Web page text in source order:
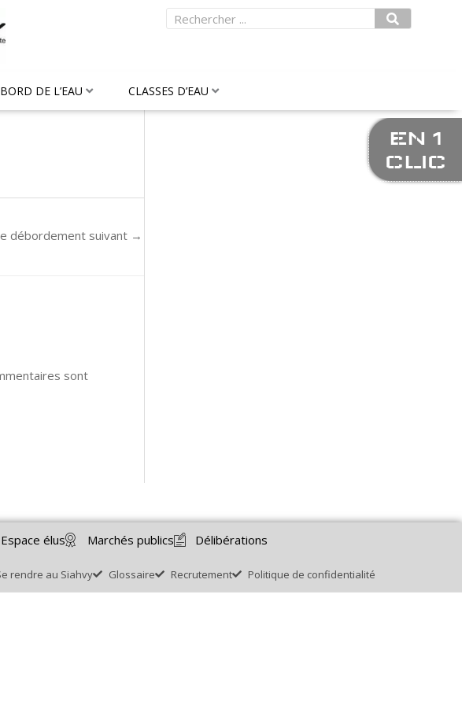
Rechercher
DE L’EAU CLASSES D’EAU
débordement suivant →
sont
Espace élus Marchés publics Délibérations
rendre au Siahvy Glossaire Recrutement Politique de confidentialité
EN 1
CLIC